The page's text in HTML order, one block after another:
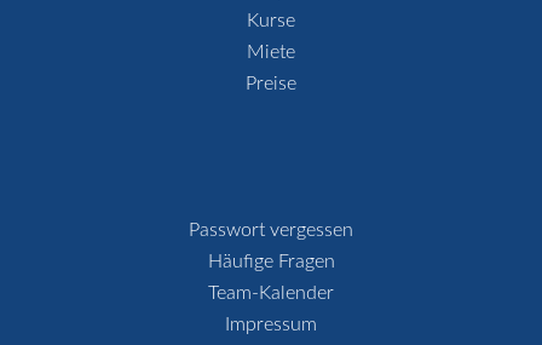
Kurse
Miete
Preise
Passwort vergessen
Häufige Fragen
Team-Kalender
Impressum